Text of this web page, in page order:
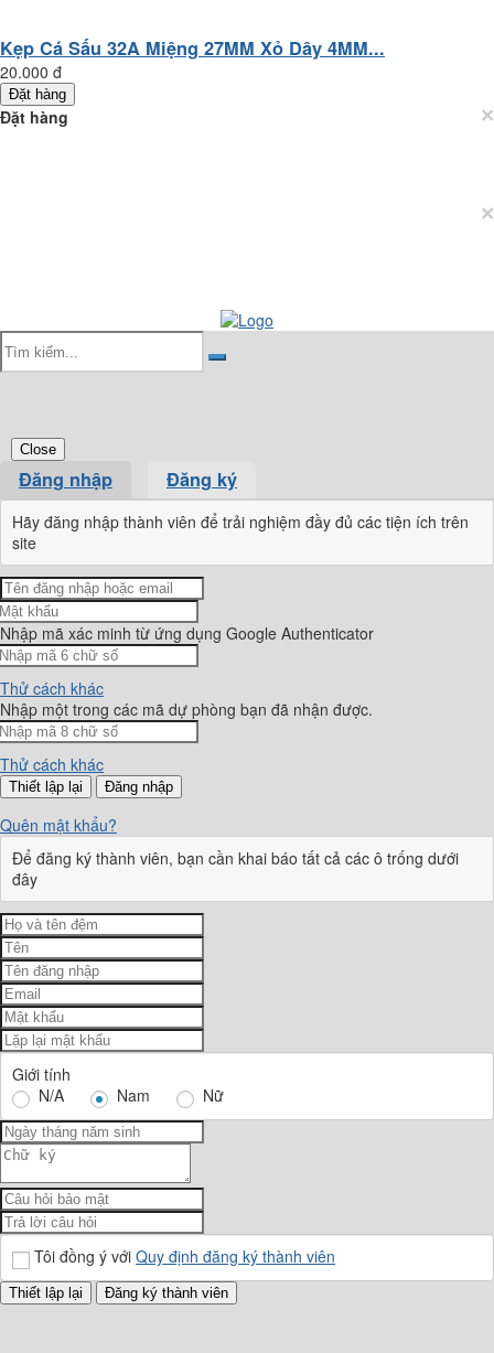
Kẹp Cá Sấu 32A Miệng 27MM Xỏ Dây 4MM...
20.000 đ
Đặt hàng
×
Đặt hàng
×
Close
Đăng nhập Đăng ký
Hãy đăng nhập thành viên để trải nghiệm đầy đủ các tiện ích trên
site
Nhập mã xác minh từ ứng dụng Google Authenticator
Thử cách khác
Nhập một trong các mã dự phòng bạn đã nhận được.
Thử cách khác
Đăng nhập
Quên mật khẩu?
Để đăng ký thành viên, bạn cần khai báo tất cả các ô trống dưới
đây
Giới tính
N/A
Nam Nữ
Tôi đồng ý với Quy định đăng ký thành viên